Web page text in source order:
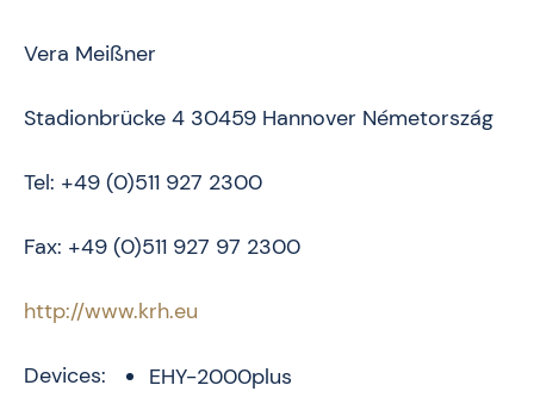
Vera Meißner
Stadionbrücke 4 30459 Hannover Németország
Tel: +49 (0)511 927 2300
Fax: +49 (0)511 927 97 2300
http://www.krh.eu
Devices: EHY-2000plus